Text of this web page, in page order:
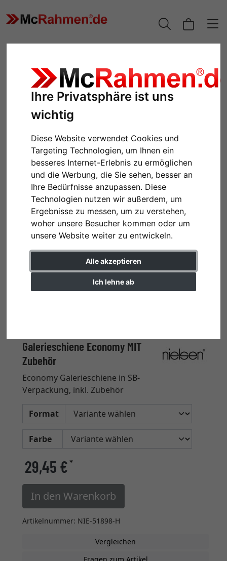
Ihre Privatsphäre ist uns
wichtig
Diese Website verwendet Cookies und
Targeting Technologien, um Ihnen ein
besseres Internet-Erlebnis zu ermöglichen
und die Werbung, die Sie sehen, besser an
Ihre Bedürfnisse anzupassen. Diese
Technologien nutzen wir außerdem, um
Ergebnisse zu messen, um zu verstehen,
woher unsere Besucher kommen oder um
unsere Website weiter zu entwickeln.
Alle akzeptieren
Ich lehne ab
Zurück
Galerieschiene Economy MIT
Zubehör
Economy Galerieschiene in SB-
Verpackung, inkl. Zubehör
Format
Farbe
29,45 €*
In den Warenkorb
Artikelnummer: NIE-51898-H
Vergleichen